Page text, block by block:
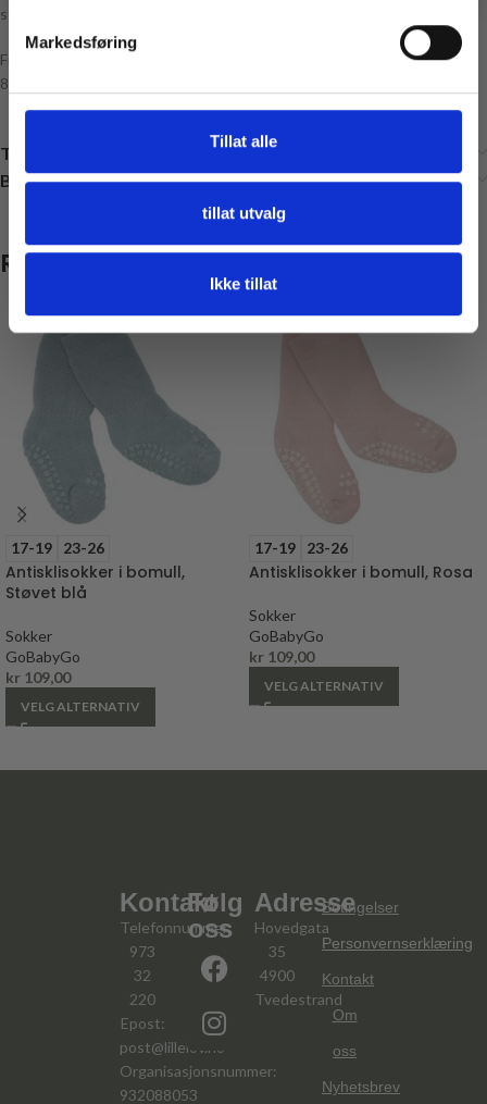
Markedsføring
Tillat alle
tillat utvalg
Ikke tillat
stråler.
Fiberinnhold:
83% Polyester, 17% Elastin
Tilleggsinformasjon
Brand
Relaterte produkter
17-19 23-26
Antisklisokker i bomull,
Støvet blå
Sokker
GoBabyGo
kr 109,00
VELG ALTERNATIV
17-19 23-26
Antisklisokker i bomull, Rosa
Sokker
GoBabyGo
kr 109,00
VELG ALTERNATIV
Kontakt
Telefonnummer:
973
32
220
Epost:
post@lillelov.no
Organisasjonsnummer:
932088053
Følg
oss
Adresse
Hovedgata
35
4900
Tvedestrand
Betingelser
Personvernserklæring
Kontakt
Om
oss
Nyhetsbrev